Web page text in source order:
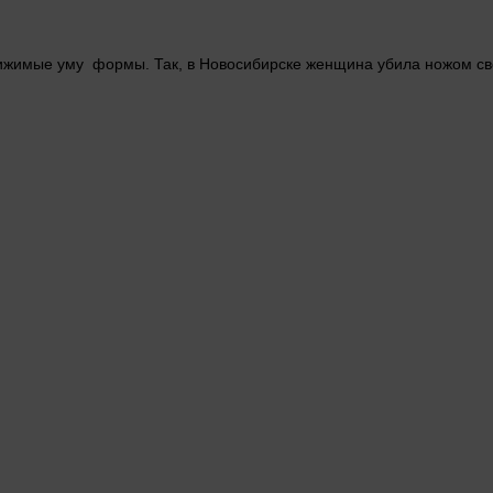
уму формы. Так, в Новосибирске женщина убила ножом